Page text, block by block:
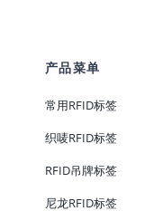
产品菜单
常用RFID标签
织唛RFID标签
RFID吊牌标签
尼龙RFID标签